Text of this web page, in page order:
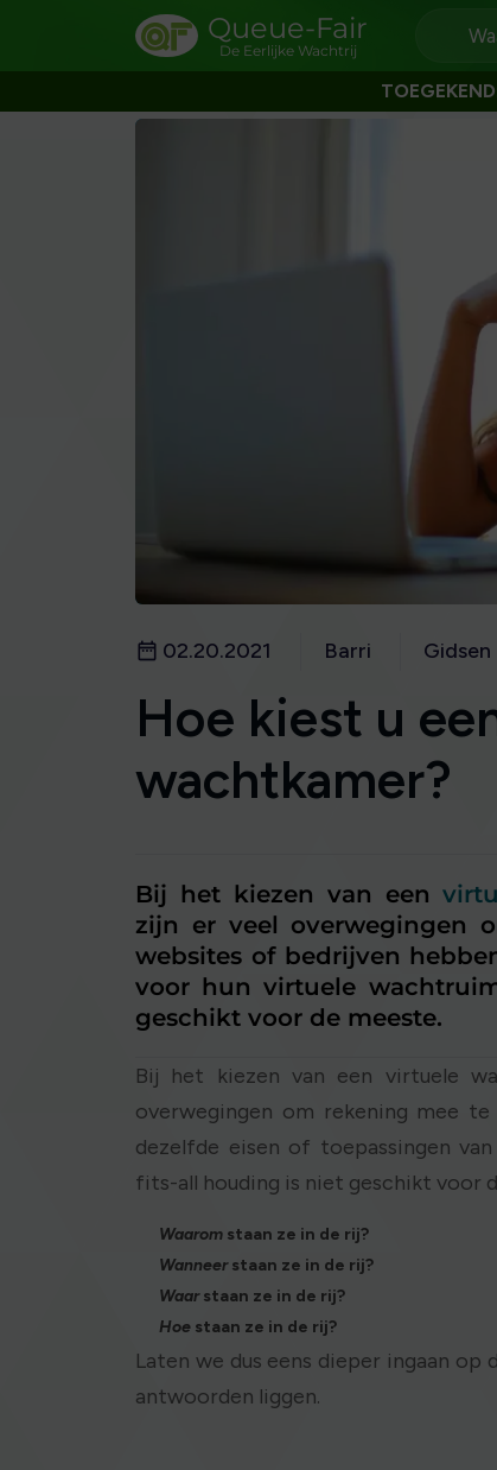
Queue-Fair
De Eerlijke Wachtrij
02.20.2021 Barri Gidsen
Hoe kiest u
wachtkamer?
Bij het kiezen van een
zijn er veel overwegingen
websites of bedrijven
voor hun virtuele
geschikt voor de meeste.
Bij het kiezen van een virtuele
overwegingen om rekening mee
dezelfde eisen of toepassingen
fits-all houding is niet geschikt voor
Waarom staan ze in de rij?
Wanneerstaan ze in de rij?
Waarstaan ze in de rij?
Hoe staan ze in de rij?
Laten we dus eens dieper ingaan op
antwoorden liggen.